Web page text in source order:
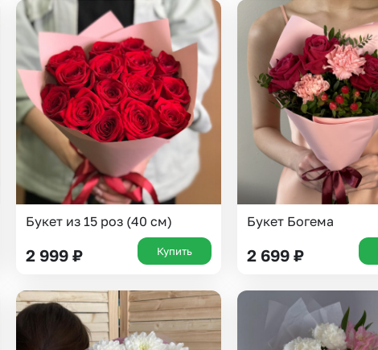
Букет из 15 роз (40 см)
2 999 ₽ Купить
Букет Богема
2 699 ₽